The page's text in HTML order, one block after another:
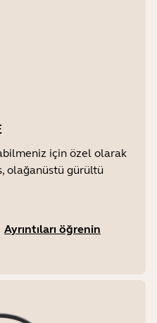
için özel olarak
olağanüstü gürültü
Ayrıntıları öğrenin